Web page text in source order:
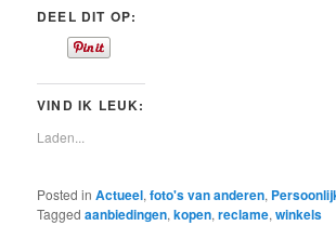
DEEL DIT OP:
VIND IK LEUK:
Laden...
Posted in Actueel,foto's van anderen,
Tagged aanbiedingen,kopen,reclame,winkels